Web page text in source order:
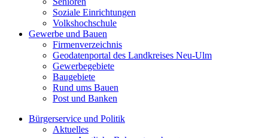
Soziale Einrichtungen
Volkshochschule
Gewerbe und Bauen
Firmenverzeichnis
Geodatenportal des Landkreises Neu-Ulm
Gewerbegebiete
Baugebiete
Rund ums Bauen
Post und Banken
Bürgerservice und Politik
Aktuelles